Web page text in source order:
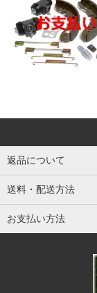
返品について
送料・配送方法
お支払い方法